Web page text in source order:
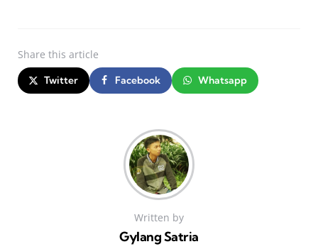
Share this article
Twitter Facebook Whatsapp
Written by
Gylang Satria